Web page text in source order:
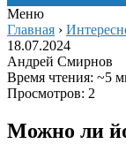
Меню
Главная ›
18.07.2024
Андрей Смирнов
Время чтения: ~5
Просмотров: 2
Можно ли